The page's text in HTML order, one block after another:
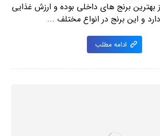
بهترین برنج های داخلی بوده و ارزش غذایی
و این برنج در انواع مختلف ...
ادامه مطلب